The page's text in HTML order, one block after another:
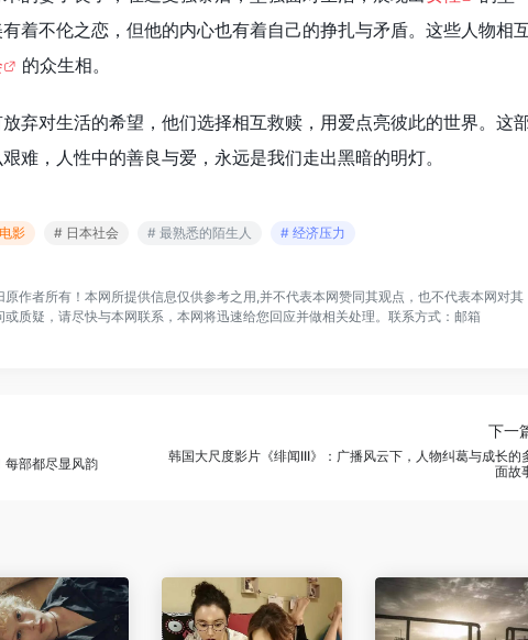
着不伦之恋，但他的内心也有着自己的挣扎与矛盾。这些人物相
的众生相。
弃对生活的希望，他们选择相互救赎，用爱点亮彼此的世界。这
难，人性中的善良与爱，永远是我们走出黑暗的明灯。
影 # 日本社会 # 最熟悉的陌生人 # 经济压力
作者所有！本网所提供信息仅供参考之用,并不代表本网赞同其观点，也不代表本网对其
质疑，请尽快与本网联系，本网将迅速给您回应并做相关处理。联系方式：邮箱
每部都尽显风韵
下一
韩国大尺度影片《绯闻III》：广播风云下，人物纠葛与成长的
面故